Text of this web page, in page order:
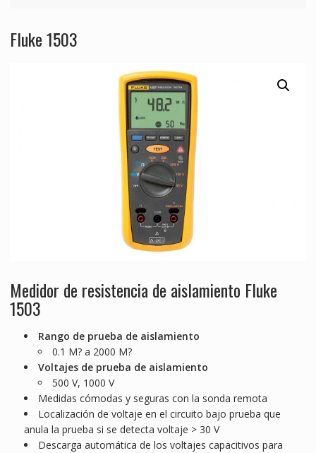
Fluke 1503
Medidor de resistencia de aislamiento Fluke
1503
Rango de prueba de aislamiento
0.1 M? a 2000 M?
Voltajes de prueba de aislamiento
500 V, 1000 V
Medidas cómodas y seguras con la sonda remota
Localización de voltaje en el circuito bajo prueba que
anula la prueba si se detecta voltaje > 30 V
Descarga automática de los voltajes capacitivos para